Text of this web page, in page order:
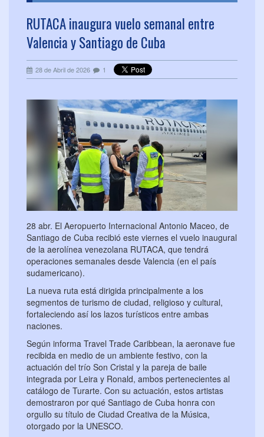
RUTACA inaugura vuelo semanal entre
Valencia y Santiago de Cuba
28 de Abril de 2026 1
28 abr. El Aeropuerto Internacional Antonio Maceo, de
Santiago de Cuba recibió este viernes el vuelo inaugural
de la aerolínea venezolana RUTACA, que tendrá
operaciones semanales desde Valencia (en el país
sudamericano).
La nueva ruta está dirigida principalmente a los
segmentos de turismo de ciudad, religioso y cultural,
fortaleciendo así los lazos turísticos entre ambas
naciones.
Según informa Travel Trade Caribbean, la aeronave fue
recibida en medio de un ambiente festivo, con la
actuación del trío Son Cristal y la pareja de baile
integrada por Leira y Ronald, ambos pertenecientes al
catálogo de Turarte. Con su actuación, estos artistas
demostraron por qué Santiago de Cuba honra con
orgullo su título de Ciudad Creativa de la Música,
otorgado por la UNESCO.